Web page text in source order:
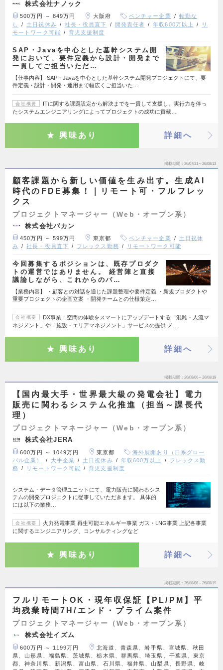
株式会社ナノック
500万円 ～ 849万円 大阪府 ベンチャー企業
転勤な
し
土日祝休み 社長・役員直下 開発責任者 年収600万以上
リ
モートワーク可能
育児支援制度
SAP・Javaを中心とした基幹システム開
発において、要件定義から設計・開発まで
一貫してご担当いただ…
【仕事内容】 SAP・Javaを中心とした基幹システム開発プロジェクトにて、要
件定義・設計・開発・運用まで幅広くご担当いた…
会社概要
ITに関する課題設定から解決までを一貫して支援し、実行力を伴っ
たシステムエンジニアリングによってプロジェクトの成功に貢献…
興味あり 詳細へ
掲載期間 26/07/31～26/08/13
顧客課題から新しい価値を生み出す。生成AI
時代のFDE募集！｜リモート可・フルフレッ
クス
プロジェクトマネージャー（Web・オープン系）
株式会社バカン
450万円 ～ 599万円 東京都 ベンチャー企業
土日祝休
み
社長・役員直下 フレックス勤務 リモートワーク可能
今回募集するポジションは、既存プロダク
トの運営ではありません。 経営陣と直接
議論しながら、これからのバ…
【業務内容】 ・顧客との対話を通じた課題整理や要件定義 ・新規プロダクトや
重要プロジェクトの企画立案 ・開発チームとの仕様策定…
会社概要
DX事業：空間の体験をスマートにアップデートする「混雑・人流マ
ネジメント」や「施設・エリアマネジメント」サービスの提供 メ…
興味あり 詳細へ
掲載期間 26/08/06～26/08/19
【国内最大手・世界最大級の発電会社】電力
販売に関わるシステム化推進（担当～課長代
理）
プロジェクトマネージャー（Web・オープン系）
株式会社JERA
600万円 ～ 1049万円 東京都
海外展開あり（日系グロー
バル企業）
大手企業 土日祝休み 年収600万以上
フレックス勤
務
リモートワーク可能 育児支援制度
システム・データ管理ユニットにて、電力販売に関わるシス
テムの開発プロジェクトに従事していただきます。 具体的
には以下の業務…
会社概要
火力発電事業 再生可能エネルギー事業 ガス・LNG事業 上記各事業
に関するエンジニアリング、コンサルティングなど
興味あり 詳細へ
掲載期間 26/08/06～26/08/19
フルリモートOK・現年収保証【PL/PM】平
均残業時間7H/エンド・プライム案件
プロジェクトマネージャー（Web・オープン系）
株式会社イズム
600万円 ～ 1199万円
北海道、青森県、岩手県、宮城県、秋田
県、山形県、福島県、茨城県、栃木県、群馬県、埼玉県、千葉県、東京
都、神奈川県、新潟県、富山県、石川県、福井県、山梨県、長野県、岐